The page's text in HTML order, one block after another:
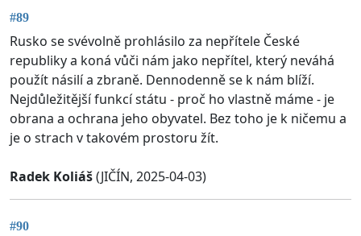
#89
Rusko se svévolně prohlásilo za nepřítele České
republiky a koná vůči nám jako nepřítel, který neváhá
použít násilí a zbraně. Dennodenně se k nám blíží.
Nejdůležitější funkcí státu - proč ho vlastně máme - je
obrana a ochrana jeho obyvatel. Bez toho je k ničemu a
je o strach v takovém prostoru žít.
Radek Koliáš(JIČÍN, 2025-04-03)
#90